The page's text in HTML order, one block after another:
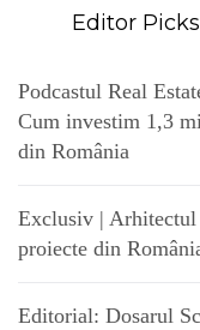
Editor Picks
Podcastul Real
Cum investim 1,3
din România
Exclusiv |
proiecte din
Editorial: Dosarul